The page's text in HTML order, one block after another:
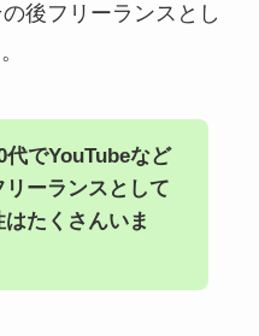
後フリーランスとし
代でYouTubeなど
ーランスとして
たくさんいま